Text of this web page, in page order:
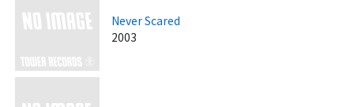
Never Scared
2003